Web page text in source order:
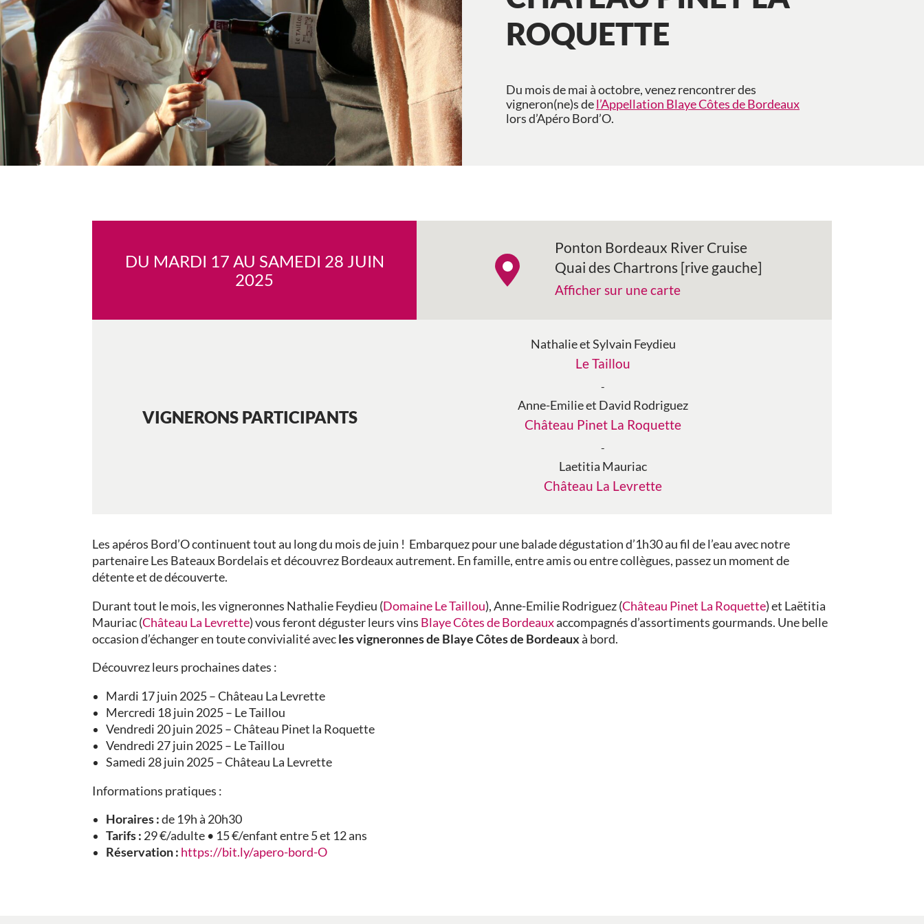
ROQUETTE
Du mois de mai à octobre, venez rencontrer des
vigneron(ne)s del’Appellation Blaye Côtes de Bordeaux
lors d’Apéro Bord’O.
DU MARDI 17 AU SAMEDI 28 JUIN
2025
Ponton Bordeaux River Cruise
Quai des Chartrons [rive gauche]
Afficher sur une carte
VIGNERONS PARTICIPANTS
Nathalie et Sylvain Feydieu
Le Taillou
-
Anne-Emilie et David Rodriguez
Château Pinet La Roquette
-
Laetitia Mauriac
Château La Levrette
Les apéros Bord’O continuent tout au long du mois de juin ! Embarquez pour une balade dégustation d’1h30 au fil de l’eau avec notre
partenaire Les Bateaux Bordelais et découvrez Bordeaux autrement. En famille, entre amis ou entre collègues, passez un moment de
détente et de découverte.
Durant tout le mois, les vigneronnes Nathalie Feydieu (Domaine Le Taillou), Anne-Emilie Rodriguez (Château Pinet La Roquette) et Laëtitia
Mauriac (Château La Levrette) vous feront déguster leurs vins Blaye Côtes de Bordeauxaccompagnés d’assortiments gourmands. Une belle
occasion d’échanger en toute convivialité avecles vigneronnes de Blaye Côtes de Bordeauxà bord.
Découvrez leurs prochaines dates :
Mardi 17 juin 2025 – Château La Levrette
Mercredi 18 juin 2025 – Le Taillou
Vendredi 20 juin 2025 – Château Pinet la Roquette
Vendredi 27 juin 2025 – Le Taillou
Samedi 28 juin 2025 – Château La Levrette
Informations pratiques :
Horaires :de 19h à 20h30
Tarifs : 29 €/adulte • 15 €/enfant entre 5 et 12 ans
Réservation : https://bit.ly/apero-bord-O